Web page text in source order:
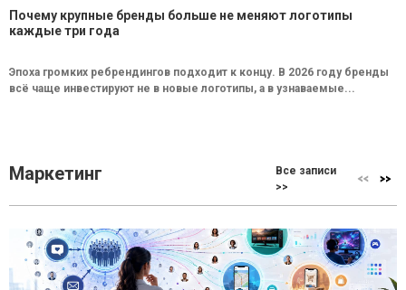
Почему крупные бренды больше не меняют логотипы
каждые три года
Эпоха громких ребрендингов подходит к концу. В 2026 году бренды
всё чаще инвестируют не в новые логотипы, а в узнаваемые...
Маркетинг
Все записи
>>